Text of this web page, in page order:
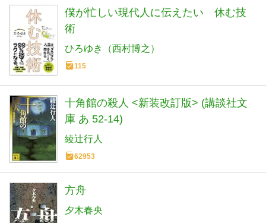
僕が忙しい現代人に伝えたい 休む技
術
ひろゆき（西村博之）
115
十角館の殺人 <新装改訂版> (講談社文
庫 あ 52-14)
綾辻行人
62953
方舟
夕木春央